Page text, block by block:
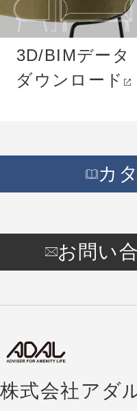
3D/BIMデータ
ダウンロード
カ
お問い
株式会社アダ